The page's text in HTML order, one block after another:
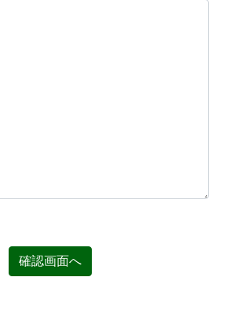
確認画面へ